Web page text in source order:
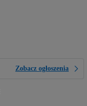
Zobacz ogłoszenia